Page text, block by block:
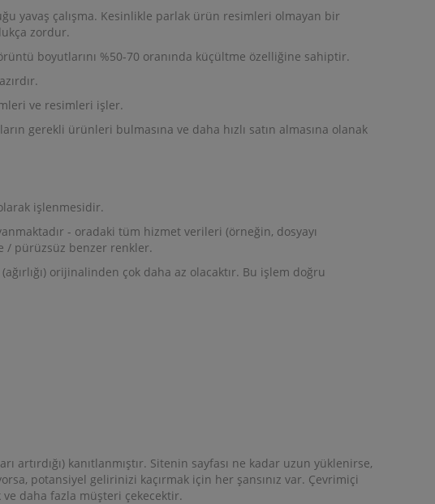
yavaş çalışma. Kesinlikle parlak ürün resimleri olmayan bir
zordur.
boyutlarını %50-70 oranında küçültme özelliğine sahiptir.
ve resimleri işler.
gerekli ürünleri bulmasına ve daha hızlı satın almasına olanak
işlenmesidir.
- oradaki tüm hizmet verileri (örneğin, dosyayı
/ pürüzsüz benzer renkler.
orijinalinden çok daha az olacaktır. Bu işlem doğru
kanıtlanmıştır. Sitenin sayfası ne kadar uzun yüklenirse,
potansiyel gelirinizi kaçırmak için her şansınız var. Çevrimiçi
ve daha fazla müşteri çekecektir.